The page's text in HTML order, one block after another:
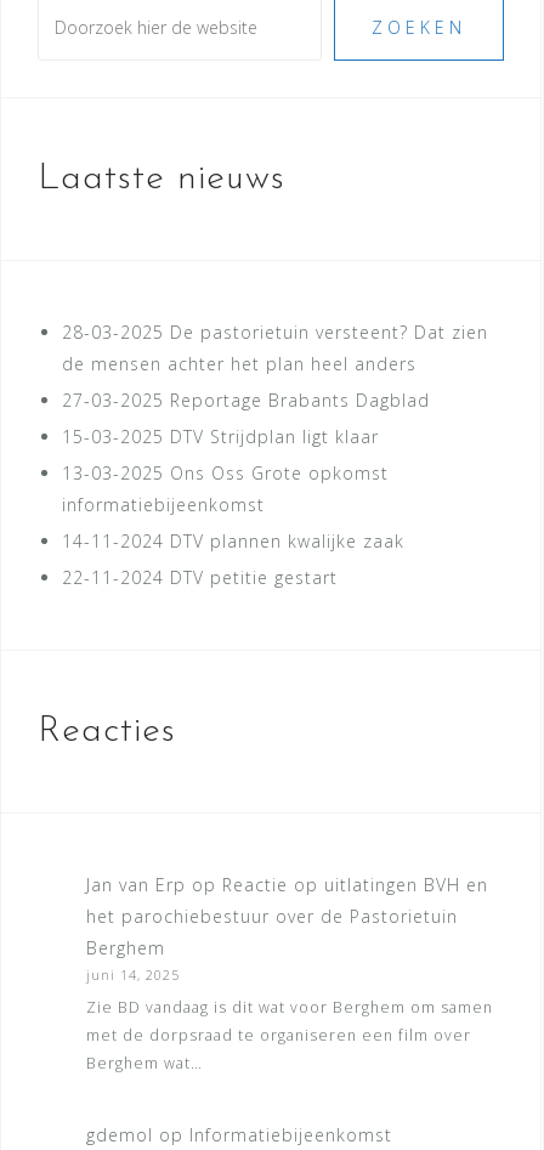
ZOEKEN
Laatste nieuws
28-03-2025 De pastorietuin versteent? Dat zien
de mensen achter het plan heel anders
27-03-2025 Reportage Brabants Dagblad
15-03-2025 DTV Strijdplan ligt klaar
13-03-2025 Ons Oss Grote opkomst
informatiebijeenkomst
14-11-2024 DTV plannen kwalijke zaak
22-11-2024 DTV petitie gestart
Reacties
Jan van Erp op Reactie op uitlatingen BVH en
het parochiebestuur over de Pastorietuin
Berghem
juni 14, 2025
Zie BD vandaag is dit wat voor Berghem om samen
met de dorpsraad te organiseren een film over
Berghem wat…
gdemol op Informatiebijeenkomst